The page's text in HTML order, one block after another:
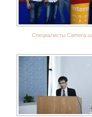
Специалисты